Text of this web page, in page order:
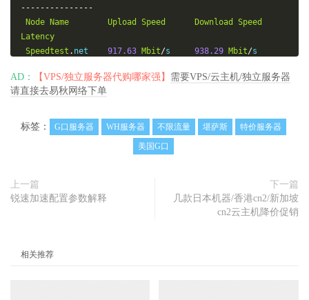
---------------
Node
Name Upload Speed Download
Speed
Latency
Speedtest . net 917.63 Mbit/s 938.29 Mbit/
Fast . com 0.00 Mbit/s 128.0 Mbit/ s
-
-
     CT
4.73 Mbit/s 28.99 Mbit/ s
-
Lanzhou
   CT
s 22.04 Mbit/ s
Heifei
AD： 【VPS/独立服务器代购哪家强】 需要VPS/云主机/独立服务器
请直接去易秋网络下单
标签： G口服务器 WH服务器 不限流量 堪萨斯
特价服务器
美国G口
上一篇
锐速加速配置参数解释
下一篇
几款日本机器/香港cn2/新加坡
cn2云主机降价促销
相关推荐